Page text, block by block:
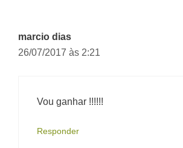
marcio dias
26/07/2017 às 2:21
Vou ganhar !!!!!!
Responder